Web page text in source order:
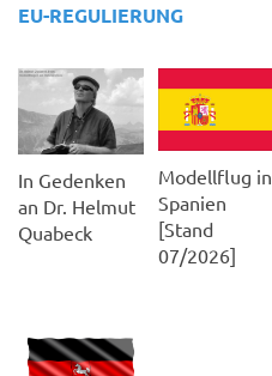
EU-REGULIERUNG
In Gedenken
an Dr. Helmut
Quabeck
Modellflug in
Spanien
[Stand
07/2026]